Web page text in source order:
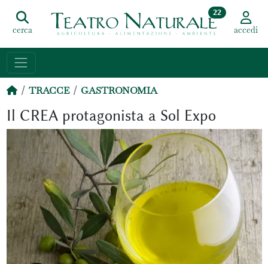
cerca
22
accedi
TRACCE GASTRONOMIA
Il CREA protagonista a Sol Expo